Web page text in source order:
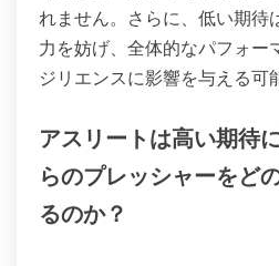
れません。さらに、低い期待
力を妨げ、全体的なパフォー
ジリエンスに影響を与える可
アスリートは高い期待
らのプレッシャーをど
るのか？